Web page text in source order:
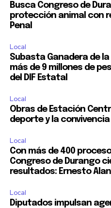
Busca Congreso de
protección animal con
Penal
Local
Subasta Ganadera de
más de 9 millones de
del DIF Estatal
Local
Obras de Estación
deporte y la
Local
Con más de 400
Congreso de Durango
resultados: Ernesto
Local
Diputados impulsan